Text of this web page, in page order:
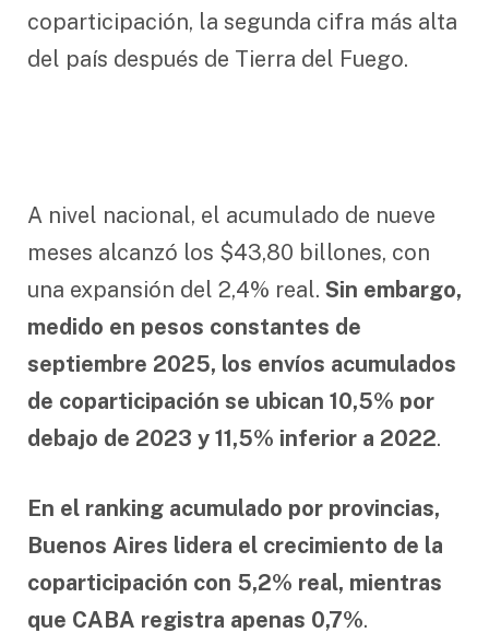
coparticipación, la segunda cifra más alta
del país después de Tierra del Fuego.
A nivel nacional, el acumulado de nueve
meses alcanzó los $43,80 billones, con
una expansión del 2,4% real. Sin embargo,
medido en pesos constantes de
septiembre 2025, los envíos acumulados
de coparticipación se ubican 10,5% por
debajo de 2023 y 11,5% inferior a 2022.
En el ranking acumulado por provincias,
Buenos Aires lidera el crecimiento de la
coparticipación con 5,2% real, mientras
que CABA registra apenas 0,7%.